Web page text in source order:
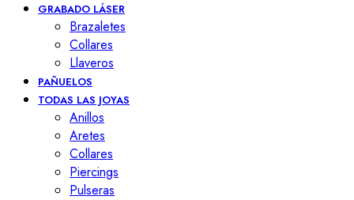
GRABADO LÁSER
Brazaletes
Collares
Llaveros
PAÑUELOS
TODAS LAS JOYAS
Anillos
Aretes
Collares
Piercings
Pulseras